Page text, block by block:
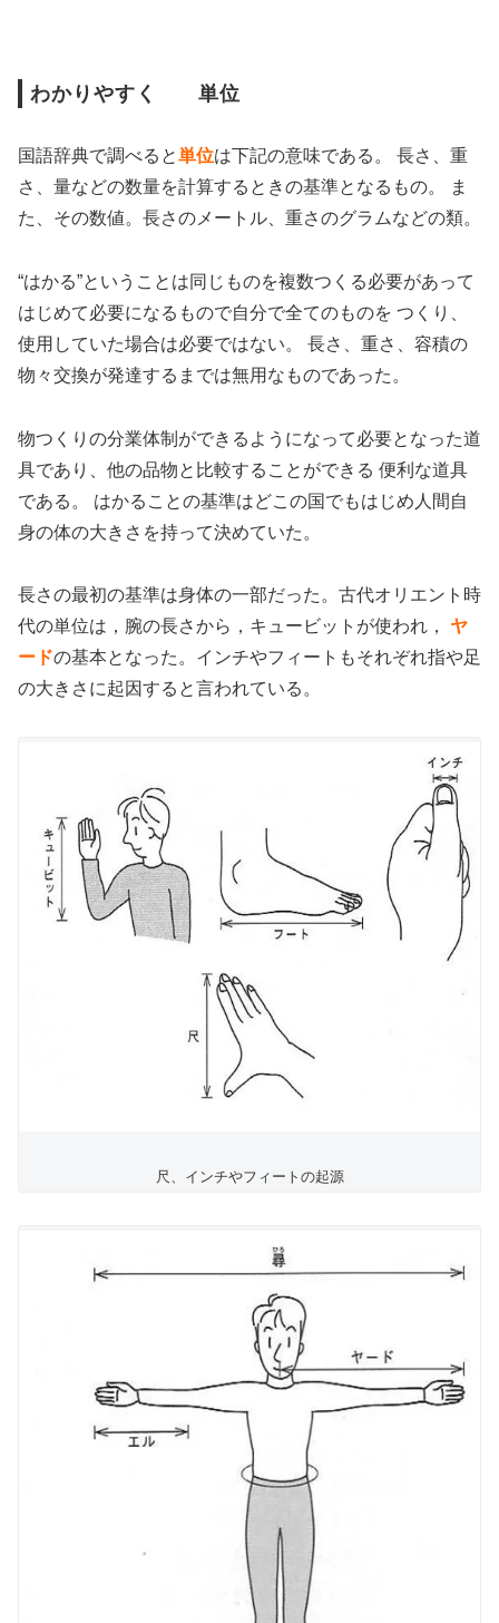
わかりやすく 単位
国語辞典で調べると単位は下記の意味である。 長さ、重
さ、量などの数量を計算するときの基準となるもの。 ま
た、その数値。長さのメートル、重さのグラムなどの類。
“はかる”ということは同じものを複数つくる必要があって
はじめて必要になるもので自分で全てのものを つくり、
使用していた場合は必要ではない。 長さ、重さ、容積の
物々交換が発達するまでは無用なものであった。
物つくりの分業体制ができるようになって必要となった道
具であり、他の品物と比較することができる 便利な道具
である。 はかることの基準はどこの国でもはじめ人間自
身の体の大きさを持って決めていた。
長さの最初の基準は身体の一部だった。古代オリエント時
代の単位は，腕の長さから，キュービットが使われ， ヤ
ードの基本となった。インチやフィートもそれぞれ指や足
の大きさに起因すると言われている。
尺、インチやフィートの起源